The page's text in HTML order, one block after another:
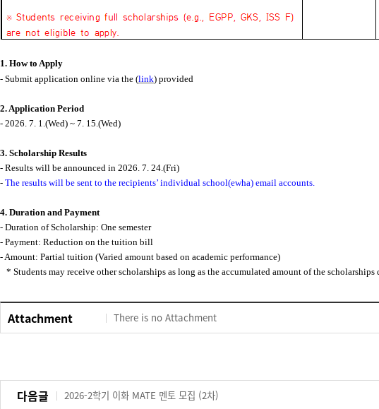
1. How to Apply
- Submit application online via the (link) provided
2. Application Period
- 2026. 7. 1.(Wed) ~ 7. 15.(Wed)
3. Scholarship Results
- Results will be announced in 2026. 7. 24.(Fri)
- The results will be sent to the recipients’ individual school(ewha) email accounts.
4. Duration and Payment
- Duration of Scholarship: One semester
- Payment: Reduction on the tuition bill
- Amount: Partial tuition (Varied amount based on academic performance)
* Students may receive other scholarships as long as the accumulated amount of the
Attachment There is no Attachment
다음글 2026-2학기 이화 MATE 멘토 모집 (2차)